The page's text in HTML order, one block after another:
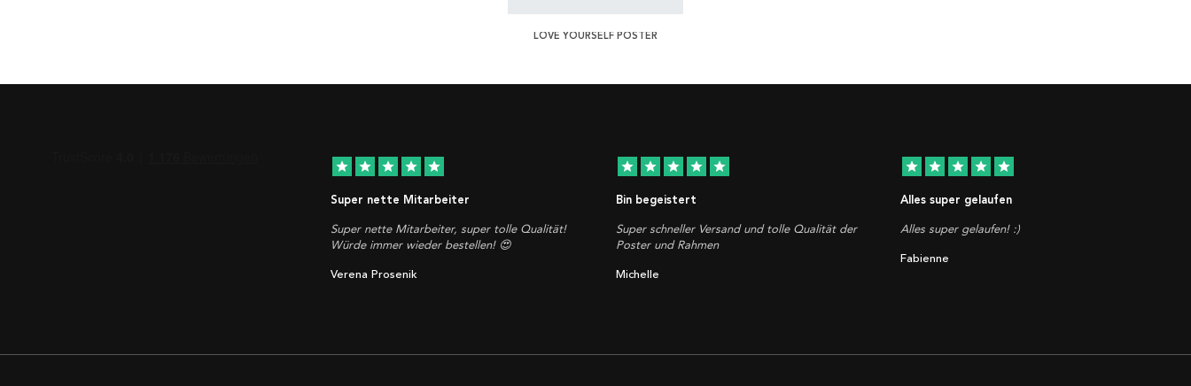
LOVE YOURSELF POSTER
star star star star star
Super nette Mitarbeiter
Super nette Mitarbeiter, super tolle Qualität!
Würde immer wieder bestellen! 😍
Verena Prosenik
star star star star star
Bin begeistert
Super schneller Versand und tolle Qualität der
Poster und Rahmen
Michelle
star star star star star
Alles super gelaufen
Alles super gelaufen! :)
Fabienne